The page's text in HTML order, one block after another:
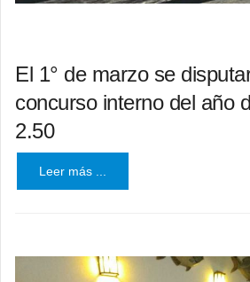
El 1° de marzo se
concurso interno del año
2.50
Leer más ...